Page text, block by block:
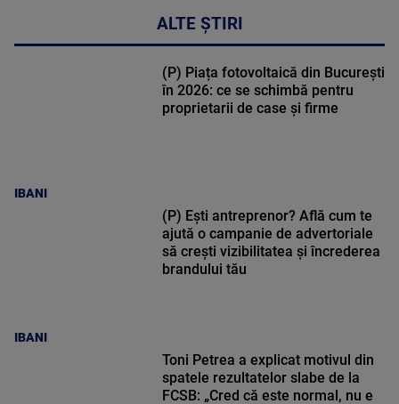
ALTE ȘTIRI
IBANI
(P) Piața fotovoltaică din București
în 2026: ce se schimbă pentru
proprietarii de case și firme
IBANI
(P) Ești antreprenor? Află cum te
ajută o campanie de advertoriale
să crești vizibilitatea și încrederea
brandului tău
Toni Petrea a explicat motivul din
spatele rezultatelor slabe de la
FCSB: „Cred că este normal, nu e